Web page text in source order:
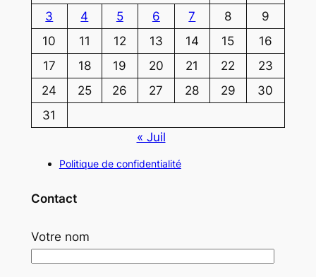
3
4 5 6 7 8
9
10
11 12 13 14 15
16
17
18 19 20 21 22
23
24
25 26 27 28 29
30
31
« Juil
Politique de confidentialité
Contact
Votre nom